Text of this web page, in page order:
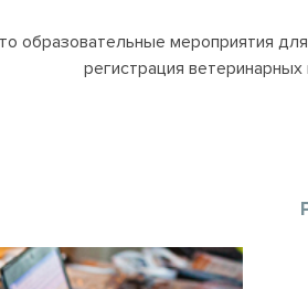
образовательные мероприятия
регистрация ветеринарных